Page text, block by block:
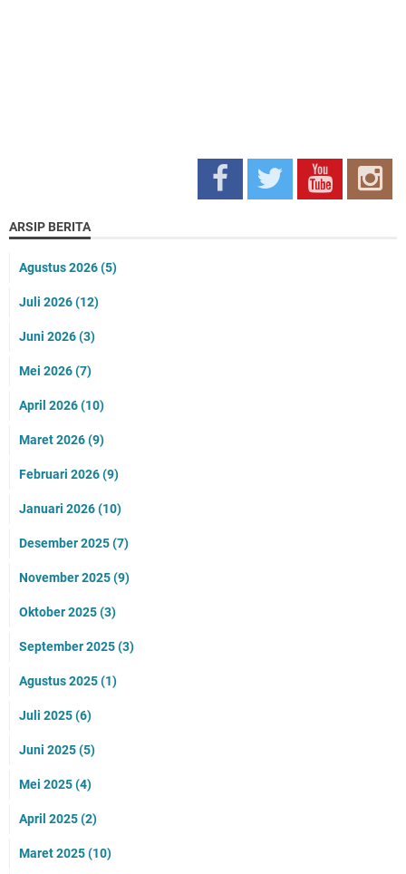
ARSIP BERITA
Agustus 2026(5)
Juli 2026(12)
Juni 2026(3)
Mei 2026(7)
April 2026(10)
Maret 2026(9)
Februari 2026(9)
Januari 2026(10)
Desember 2025(7)
November 2025(9)
Oktober 2025(3)
September 2025(3)
Agustus 2025(1)
Juli 2025(6)
Juni 2025(5)
Mei 2025(4)
April 2025(2)
Maret 2025(10)